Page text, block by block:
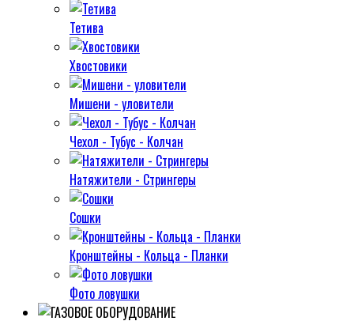
Тетива
Хвостовики
Мишени - уловители
Чехол - Тубус - Колчан
Натяжители - Стрингеры
Сошки
Кронштейны - Кольца - Планки
Фото ловушки